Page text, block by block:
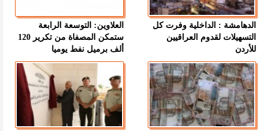
الدهامشة : الداخلية وفرت كل
التسهيلات لقدوم العراقيين
للأردن
العلاوين: التوسعة الرابعة
ستمكن المصفاة من تكرير 120
ألف برميل نفط يوميا